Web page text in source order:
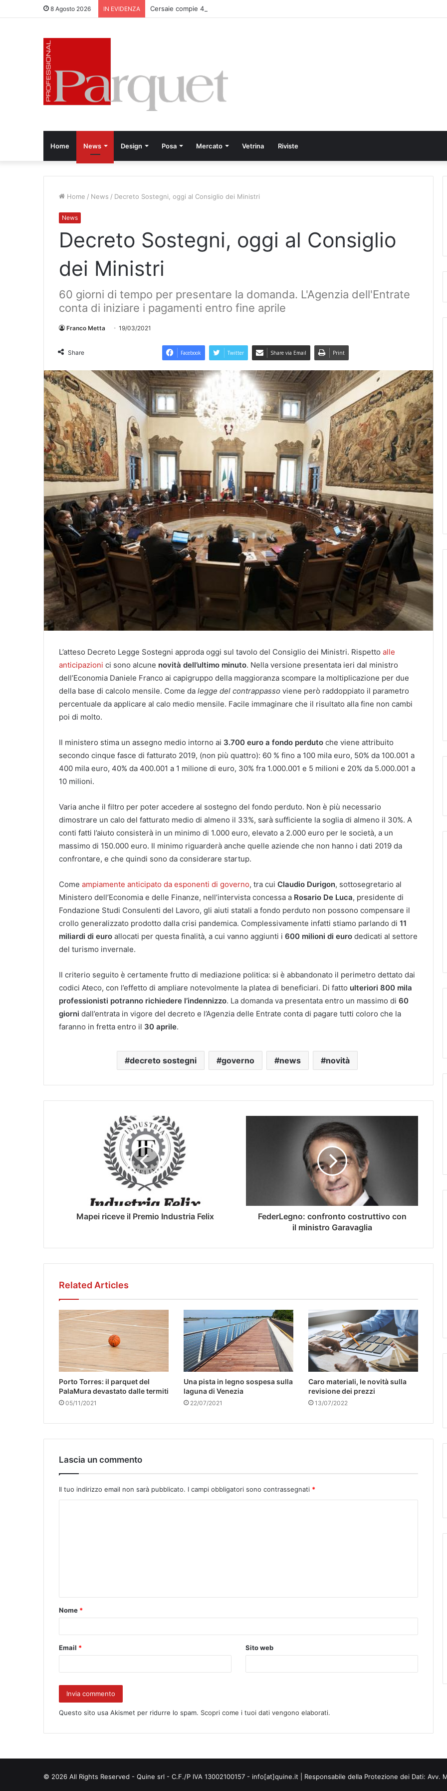
8 Agosto 2026 IN EVIDENZA Cersaie compie 40 anni
Home News Design Posa Mercato Vetrina Riviste
Home / News / Decreto Sostegni, oggi al Consiglio dei Ministri
News
Decreto Sostegni, oggi al Consiglio
dei Ministri
60 giorni di tempo per presentare la domanda. L'Agenzia dell'Entrate
conta di iniziare i pagamenti entro fine aprile
Franco Metta 19/03/2021
Share Facebook Twitter Share via Email Print
L’atteso Decreto Legge Sostegni approda oggi sul tavolo del Consiglio dei Ministri. Rispetto alle
anticipazioni ci sono alcune novità dell’ultimo minuto. Nella versione presentata ieri dal ministro
dell’Economia Daniele Franco ai capigruppo della maggioranza scompare la moltiplicazione per due
della base di calcolo mensile. Come da legge del contrappasso viene però raddoppiato il parametro
percentuale da applicare al calo medio mensile. Facile immaginare che il risultato alla fine non cambi
poi di molto.
Il ministero stima un assegno medio intorno ai 3.700 euro a fondo perduto che viene attribuito
secondo cinque fasce di fatturato 2019, (non più quattro): 60 % fino a 100 mila euro, 50% da 100.001 a
400 mila euro, 40% da 400.001 a 1 milione di euro, 30% fra 1.000.001 e 5 milioni e 20% da 5.000.001 a
10 milioni.
Varia anche il filtro per poter accedere al sostegno del fondo perduto. Non è più necessario
dimostrare un calo del fatturato medio di almeno il 33%, sarà sufficiente la soglia di almeno il 30%. A
conti fatti l’aiuto consisterà in un minimo di 1.000 euro, elevato a 2.000 euro per le società, a un
massimo di 150.000 euro. Il minimo riguarderà anche quelle aziende che non hanno i dati 2019 da
confrontare, e che quindi sono da considerare startup.
Come ampiamente anticipato da esponenti di governo, tra cui Claudio Durigon, sottosegretario al
Ministero dell’Economia e delle Finanze, nell’intervista concessa a Rosario De Luca, presidente di
Fondazione Studi Consulenti del Lavoro, gli aiuti statali a fondo perduto non possono compensare il
crollo generalizzato prodotto dalla crisi pandemica. Complessivamente infatti stiamo parlando di 11
miliardi di euro allocati per questa finalità, a cui vanno aggiunti i 600 milioni di euro dedicati al settore
del turismo invernale.
Il criterio seguito è certamente frutto di mediazione politica: si è abbandonato il perimetro dettato dai
codici Ateco, con l’effetto di ampliare notevolmente la platea di beneficiari. Di fatto ulteriori 800 mila
professionisti potranno richiedere l’indennizzo. La domanda va presentata entro un massimo di 60
giorni dall’entrata in vigore del decreto e l’Agenzia delle Entrate conta di pagare tutti coloro che la
faranno in fretta entro il 30 aprile.
decreto sostegni governo news novità
Mapei riceve il Premio Industria Felix
FederLegno: confronto costruttivo con
il ministro Garavaglia
Related Articles
Porto Torres: il parquet del
PalaMura devastato dalle termiti
05/11/2021
Una pista in legno sospesa sulla
laguna di Venezia
22/07/2021
Caro materiali, le novità sulla
revisione dei prezzi
13/07/2022
Lascia un commento
Il tuo indirizzo email non sarà pubblicato. I campi obbligatori sono contrassegnati *
Nome *
Email * Sito web
Questo sito usa Akismet per ridurre lo spam. Scopri come i tuoi dati vengono elaborati.
© 2026 All Rights Reserved - Quine srl - C.F./P IVA 13002100157 - info[at]quine.it | Responsabile della Protezione dei Dati: